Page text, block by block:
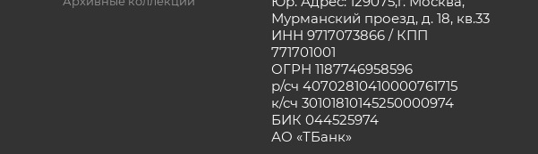
Мурманский проезд, д. 18, кв.33
ИНН 9717073866 / КПП
771701001
ОГРН 1187746958596
р/сч 40702810410000761715
к/сч 30101810145250000974
БИК 044525974
АО «ТБанк»